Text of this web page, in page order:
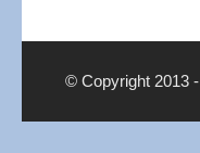
© Copyright 2013 -